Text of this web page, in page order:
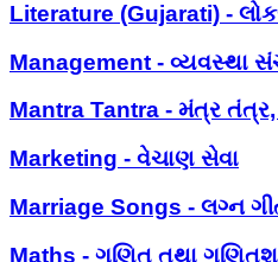
Literature (Gujarati) -
Management - વ્યવસ્થા
Mantra Tantra - મંત્ર તંત્ર,
Marketing - વેચાણ સેવા
Marriage Songs - લગ્ન
Maths - ગણિત તથા